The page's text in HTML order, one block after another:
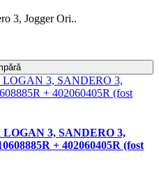
3, Jogger Ori..
LOGAN 3, SANDERO 3,
+ 402060405R (fost